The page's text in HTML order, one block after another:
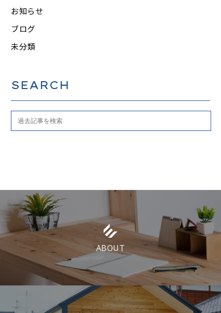
お知らせ
ブログ
未分類
SEARCH
ABOUT